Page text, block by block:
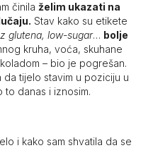
činila želim ukazati na
Stav kako su etikete
glutena, low-sugar… bolje
kruha, voća, skuhane
– bio je pogrešan.
tijelo stavim u poziciju u
danas i iznosim.
i kako sam shvatila da se